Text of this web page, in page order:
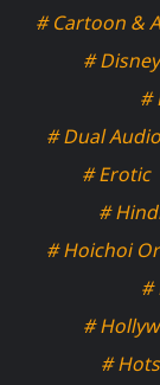
# Cartoon &
#
#
# Dual
# Erotic
#
# Hoichoi
#
#
#